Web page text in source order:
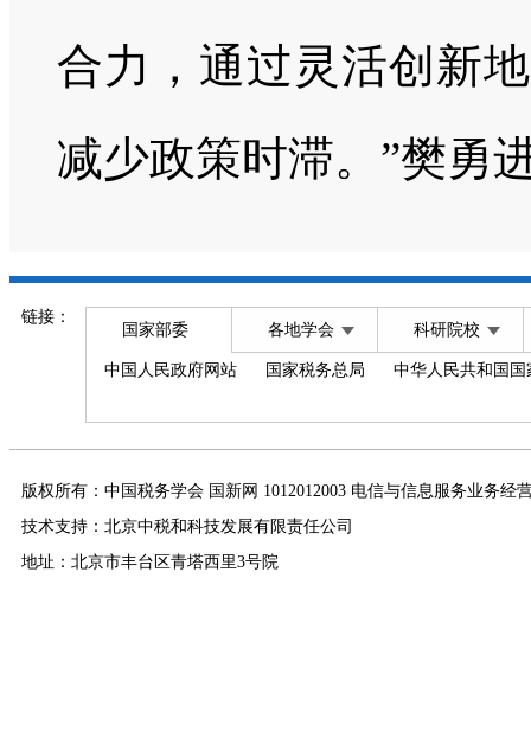
合力，通过灵活创新
减少政策时滞。”樊勇
链接：
国家部委 各地学会 科研院校
中国人民政府网站 国家税务总局 中华人民共和国
版权所有：中国税务学会 国新网 1012012003 电信与信息服务业务经
技术支持：北京中税和科技发展有限责任公司
地址：北京市丰台区青塔西里3号院